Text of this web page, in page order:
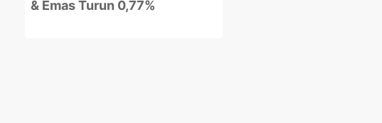
& Emas Turun 0,77%